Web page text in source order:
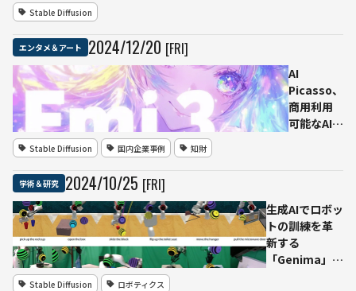
Stable Diffusion
エンタメ＆アート 2024/12/20 [FRI]
AI
Picasso、
商用利用
可能なAIア
開 200単
語の詳細
プロンプ
トに対応
Stable Diffusion 国内企業事例 知財
学術＆研究 2024/10/25 [FRI]
生成AIでロボッ
トの訓練を革
新する
「Genima」、
Stable Diffusion ロボティクス